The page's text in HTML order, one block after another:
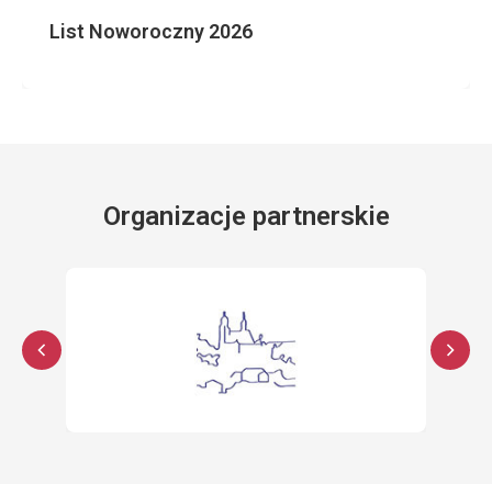
List Noworoczny 2026
Organizacje partnerskie